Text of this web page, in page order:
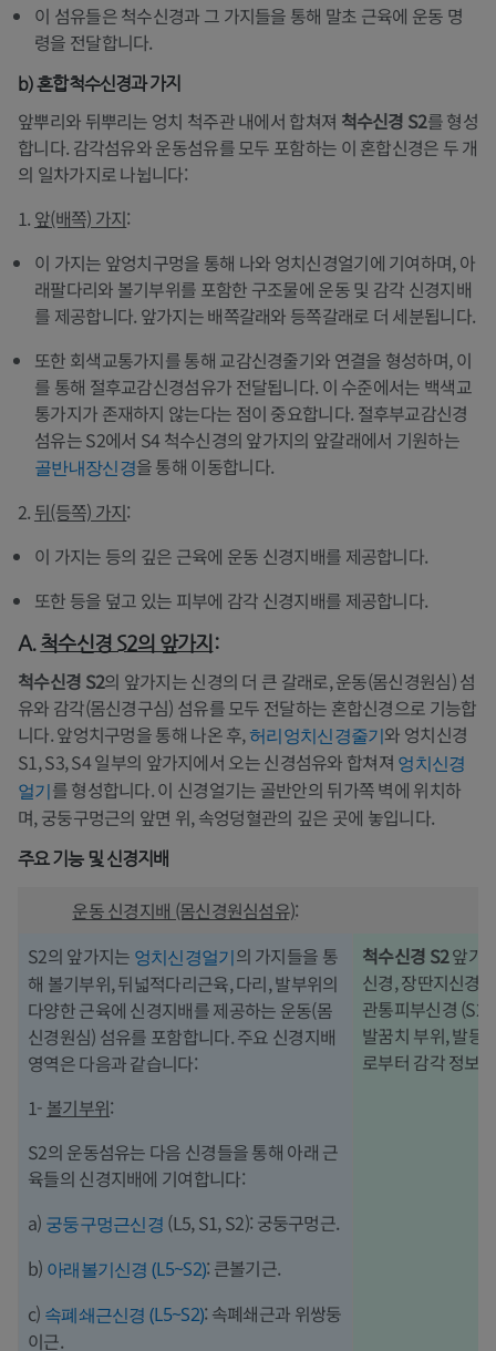
이 섬유들은 척수신경과 그 가지들을 통해 말초 근육에 운동 명
령을 전달합니다.
b) 혼합척수신경과 가지
앞뿌리와 뒤뿌리는 엉치 척주관 내에서 합쳐져 척수신경 S2를 형성
합니다. 감각섬유와 운동섬유를 모두 포함하는 이 혼합신경은 두 개
의 일차가지로 나뉩니다:
1. 앞(배쪽) 가지:
이 가지는 앞엉치구멍을 통해 나와 엉치신경얼기에 기여하며, 아
래팔다리와 볼기부위를 포함한 구조물에 운동 및 감각 신경지배
를 제공합니다. 앞가지는 배쪽갈래와 등쪽갈래로 더 세분됩니다.
또한 회색교통가지를 통해 교감신경줄기와 연결을 형성하며, 이
를 통해 절후교감신경섬유가 전달됩니다. 이 수준에서는 백색교
통가지가 존재하지 않는다는 점이 중요합니다. 절후부교감신경
섬유는 S2에서 S4 척수신경의 앞가지의 앞갈래에서 기원하는
골반내장신경을 통해 이동합니다.
2. 뒤(등쪽) 가지:
이 가지는 등의 깊은 근육에 운동 신경지배를 제공합니다.
또한 등을 덮고 있는 피부에 감각 신경지배를 제공합니다.
A. 척수신경 S2의 앞가지:
척수신경 S2의 앞가지는 신경의 더 큰 갈래로, 운동(몸신경원심) 섬
유와 감각(몸신경구심) 섬유를 모두 전달하는 혼합신경으로 기능합
니다. 앞엉치구멍을 통해 나온 후,허리엉치신경줄기와 엉치신경
S1, S3, S4 일부의 앞가지에서 오는 신경섬유와 합쳐져 엉치신경
얼기를 형성합니다. 이 신경얼기는 골반안의 뒤가쪽 벽에 위치하
며, 궁둥구멍근의 앞면 위, 속엉덩혈관의 깊은 곳에 놓입니다.
주요 기능 및 신경지배
운동 신경지배 (몸신경원심섬유):
S2의 앞가지는 엉치신경얼기의 가지들을 통
해 볼기부위, 뒤넓적다리근육, 다리, 발부위의
다양한 근육에 신경지배를 제공하는 운동(몸
신경원심) 섬유를 포함합니다. 주요 신경지배
영역은 다음과 같습니다:
1- 볼기부위:
S2의 운동섬유는 다음 신경들을 통해 아래 근
육들의 신경지배에 기여합니다:
a) 궁둥구멍근신경 (L5, S1, S2): 궁둥구멍근.
b) 아래볼기신경 (L5~S2): 큰볼기근.
c) 속폐쇄근신경 (L5~S2): 속폐쇄근과 위쌍둥
이근.
척수신경 S2앞가
신경, 장딴지신경,
관통피부신경
발꿈치 부위, 발등
로부터 감각 정보